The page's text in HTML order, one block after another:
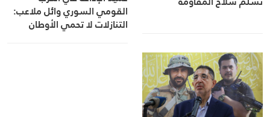
القومي السوري وائل ملاعب:
التنازلات لا تحمي الأوطان